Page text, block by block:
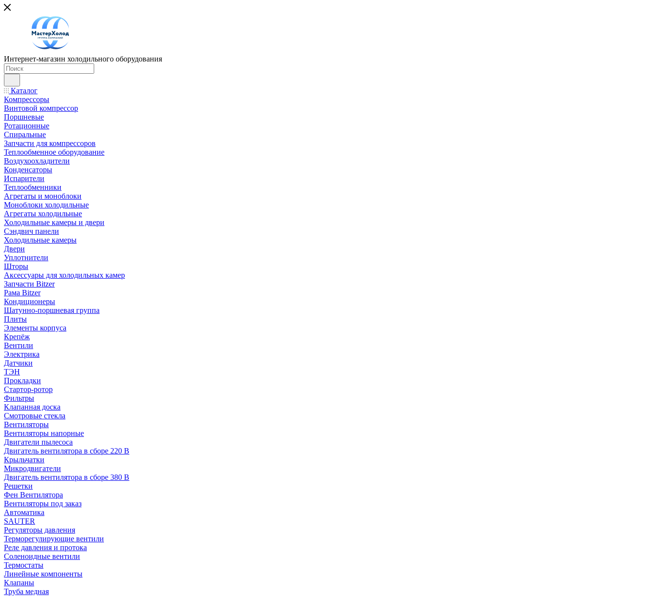
Интернет-магазин холодильного оборудования
Каталог
Компрессоры
Винтовой компрессор
Поршневые
Ротационные
Спиральные
Запчасти для компрессоров
Теплообменное оборудование
Воздухоохладители
Конденсаторы
Испарители
Теплообменники
Агрегаты и моноблоки
Моноблоки холодильные
Агрегаты холодильные
Холодильные камеры и двери
Сэндвич панели
Холодильные камеры
Двери
Уплотнители
Шторы
Аксессуары для холодильных камер
Запчасти Bitzer
Рама Bitzer
Кондиционеры
Шатунно-поршневая группа
Плиты
Элементы корпуса
Крепёж
Вентили
Электрика
Датчики
ТЭН
Прокладки
Стартор-ротор
Фильтры
Клапанная доска
Смотровые стекла
Вентиляторы
Вентиляторы напорные
Двигатели пылесоса
Двигатель вентилятора в сборе 220 В
Крыльчатки
Микродвигатели
Двигатель вентилятора в сборе 380 В
Решетки
Фен Вентилятора
Вентиляторы под заказ
Автоматика
SAUTER
Регуляторы давления
Терморегулирующие вентили
Реле давления и протока
Соленоидные вентили
Термостаты
Линейные компоненты
Клапаны
Труба медная